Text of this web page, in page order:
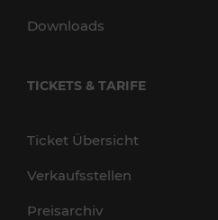
Downloads
TICKETS & TARIFE
Ticket Übersicht
Verkaufsstellen
Preisarchiv